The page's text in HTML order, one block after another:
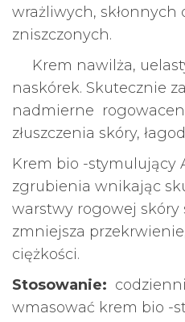
wrażliwych,
zniszczonych.
Krem nawilża,
naskórek. Skutecznie
nadmierne
złuszczenia skóry,
Krem bio -stymulujący
zgrubienia wnikając
warstwy rogowej skóry
zmniejsza
ciężkości.
Stosowanie:
wmasować krem bio -